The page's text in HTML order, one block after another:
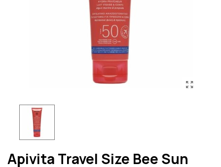
Apivita Travel Size Bee Sun